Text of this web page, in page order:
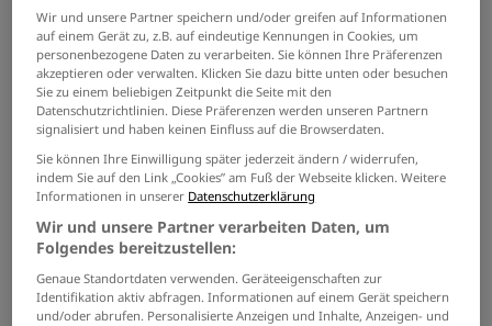
Denkmalpflege / Bauaufsicht
07.07.2026 /Stadt Erkelenz / Erkelenz
Führungsassistent:in (m/w/d)
im vorbeugenden
Brandschutz
25.07.2026 /Stadt Würselen / Würselen
Sozialarbeiter(in) /
Sozialpädagoge(in) (w/m/d)
Wir und unsere Partner speichern und/oder greifen auf Informationen
auf einem Gerät zu, z.B. auf eindeutige Kennungen in Cookies, um
personenbezogene Daten zu verarbeiten. Sie können Ihre Präferenzen
akzeptieren oder verwalten. Klicken Sie dazu bitte unten oder besuchen
Sie zu einem beliebigen Zeitpunkt die Seite mit den
Datenschutzrichtlinien. Diese Präferenzen werden unseren Partnern
signalisiert und haben keinen Einfluss auf die Browserdaten.
Sie können Ihre Einwilligung später jederzeit ändern / widerrufen,
indem Sie auf den Link „Cookies” am Fuß der Webseite klicken. Weitere
Informationen in unserer Datenschutzerklärung
Wir und unsere Partner verarbeiten Daten, um
Folgendes bereitzustellen:
Genaue Standortdaten verwenden. Geräteeigenschaften zur
Identifikation aktiv abfragen. Informationen auf einem Gerät speichern
und/oder abrufen. Personalisierte Anzeigen und Inhalte, Anzeigen- und